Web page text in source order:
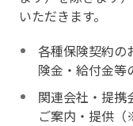
いただきます。
各種保険契約の
険金・給付金等
関連会社・提携
ご案内・提供（